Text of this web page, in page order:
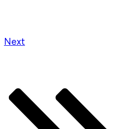
Next